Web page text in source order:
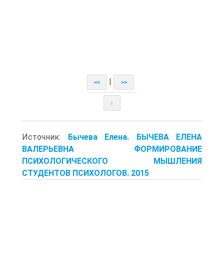
<< >>
↑
Источник: Бычева Елена. БЫЧЕВА ЕЛЕНА
ВАЛЕРЬЕВНА ФОРМИРОВАНИЕ
ПСИХОЛОГИЧЕСКОГО МЫШЛЕНИЯ
СТУДЕНТОВ ПСИХОЛОГОВ. 2015